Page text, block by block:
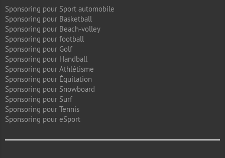
Sponsoring pour Sport automobile
Sponsoring pour Basketball
Sponsoring pour Beach-volley
Sponsoring pour football
Sponsoring pour Golf
Sponsoring pour Handball
Sponsoring pour Athlétisme
Sponsoring pour Équitation
Sponsoring pour Snowboard
Sponsoring pour Surf
Sponsoring pour Tennis
Sponsoring pour eSport